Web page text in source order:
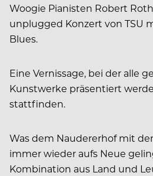
Woogie Pianisten Robert
unplugged Konzert von TSU
Blues.
Eine Vernissage, bei der alle
Kunstwerke präsentiert
stattfinden.
Was dem Naudererhof mit
immer wieder aufs Neue
Kombination aus Land und